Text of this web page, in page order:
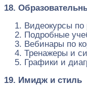
18.
Видеокурсы по
Подробные
Вебинары по
Тренажеры и
Графики и
19. Имидж и стиль